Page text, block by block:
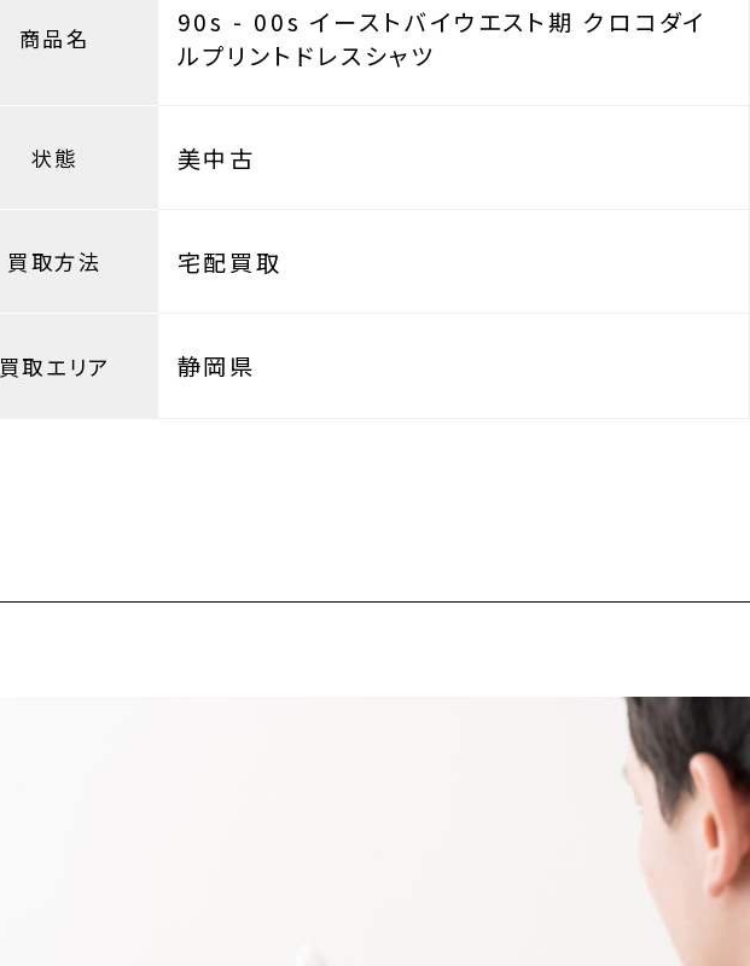
商品名
90s - 00s イーストバイウエスト期 クロコダイ
ルプリントドレスシャツ
状態 美中古
買取方法 宅配買取
買取エリア 静岡県